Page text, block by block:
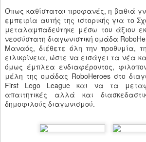
Όπως καθίσταται προφανές, η βαθιά
εμπειρία αυτής της ιστορικής για το
μεταλαμπαδεύτηκε μέσω του άξιου
νεοσύστατη διαγωνιστική ομάδα
Μαναός, διέθετε όλη την προθυμία,
ειλικρίνεια, ώστε να εισάγει τα νέα
όμως έμπλεα ενδιαφέροντος,
μέλη της ομάδας RoboHeroes στο
First Lego League και να τα
απαιτητικές αλλά και
δημοφιλούς διαγωνισμού.